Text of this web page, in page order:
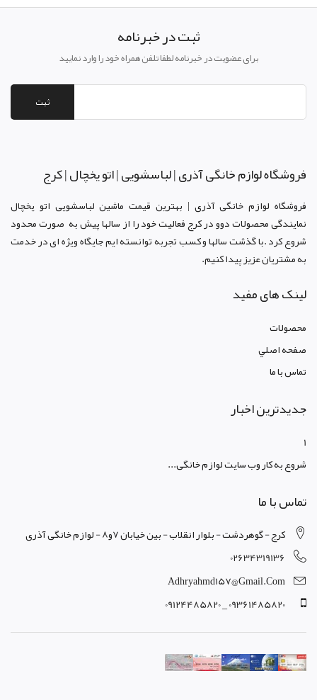
ثبت در خبرنامه
برای عضویت در خبرنامه لطفا تلفن همراه خود را وارد نمایید
ثبت
فروشگاه لوازم خانگی آذری | لباسشویی | اتو یخچال | کرج
فروشگاه لوازم خانگی آذری | بهترین قیمت ماشین لباسشویی اتو یخچال
نمایندگی محصولات دوو در کرجفعالیت خود را از سالها پیش به صورت محدود
شروع کرد .با گذشت سالها و کسب تجربه توانسته ایم جایگاه ویژه ای در خدمت
به مشتریان عزیز پیدا کنیم.
لینک های مفید
محصولات
صفحه اصلي
تماس با ما
جدیدترین اخبار
1
شروع به کار وب سایت لوازم خانگی...
تماس با ما
کرج - گوهردشت - بلوار انقلاب - بین خیابان 7و8 - لوازم خانگی آذری
02634319136
Adhryahmd157@gmail.com
09361485820 _ 09124485820